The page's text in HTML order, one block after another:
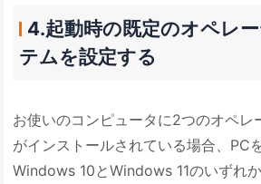
4.起動時の既定のオペレ
テムを設定する
お使いのコンピュータに2つのオペレ
がインストールされている場合、PC
Windows 10とWindows 11のいずれ